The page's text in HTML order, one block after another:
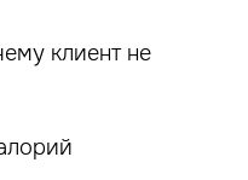
клиент не